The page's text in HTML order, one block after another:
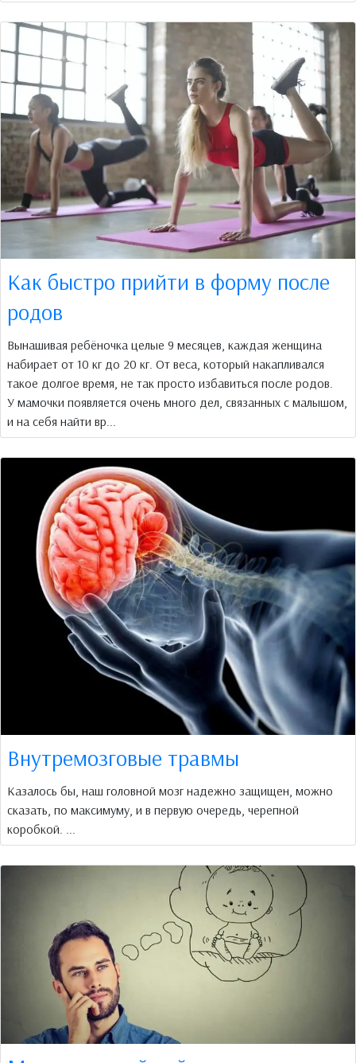
Как быстро прийти в форму после
родов
Вынашивая ребёночка целые 9 месяцев, каждая женщина
набирает от 10 кг до 20 кг. От веса, который накапливался
такое долгое время, не так просто избавиться после родов.
У мамочки появляется очень много дел, связанных с малышом,
и на себя найти вр...
Внутремозговые травмы
Казалось бы, наш головной мозг надежно защищен, можно
сказать, по максимуму, и в первую очередь, черепной
коробкой. ...